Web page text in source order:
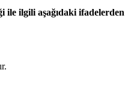
ile ilgili aşağıdaki ifadelerden